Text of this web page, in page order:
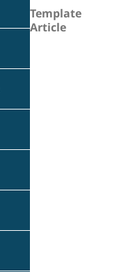
Template
Article